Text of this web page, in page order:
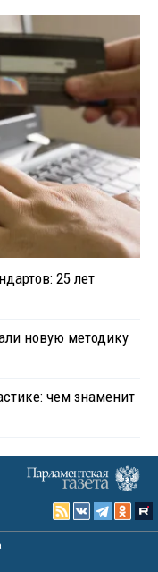
25 лет
новую методику
чем знаменит